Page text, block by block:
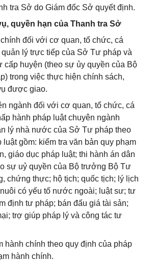
tra Sở do Giám đốc Sở quyết định.
quyền hạn của Thanh tra Sở
đối với cơ quan, tổ chức, cá
lý trực tiếp của Sở Tư pháp và
cấp huyện (theo sự ủy quyền của Bộ
trong việc thực hiện chính sách,
được giao.
ngành đối với cơ quan, tổ chức, cá
hành pháp luật chuyên ngành
lý nhà nước của Sở Tư pháp theo
luật gồm: kiểm tra văn bản quy phạm
giáo dục pháp luật; thi hành án dân
sự uỷ quyền của Bộ trưởng Bộ Tư
chứng thực; hộ tịch; quốc tịch; lý lịch
có yếu tố nước ngoài; luật sư; tư
định tư pháp; bán đấu giá tài sản;
trợ giúp pháp lý và công tác tư
hành chính theo quy định của pháp
hành chính.